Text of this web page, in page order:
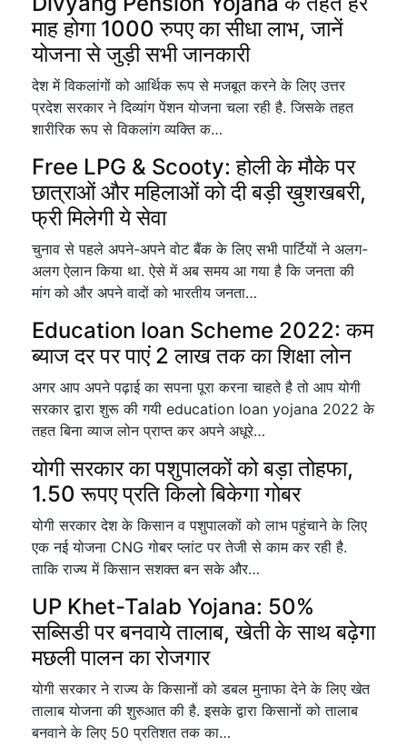
माह होगा 1000 रुपए का सीधा लाभ, जानें
योजना से जुड़ी सभी जानकारी
देश में विकलांगों को आर्थिक रूप से मजबूत करने के लिए उत्तर
प्रदेश सरकार ने दिव्यांग पेंशन योजना चला रही है. जिसके तहत
शारीरिक रूप से विकलांग व्यक्ति क…
Free LPG & Scooty: होली के मौके पर
छात्राओं और महिलाओं को दी बड़ी ख़ुशखबरी,
फ्री मिलेगी ये सेवा
चुनाव से पहले अपने-अपने वोट बैंक के लिए सभी पार्टियों ने अलग-
अलग ऐलान किया था. ऐसे में अब समय आ गया है कि जनता की
मांग को और अपने वादों को भारतीय जनता…
Education loan Scheme 2022: कम
ब्याज दर पर पाएं 2 लाख तक का शिक्षा लोन
अगर आप अपने पढ़ाई का सपना पूरा करना चाहते है तो आप योगी
सरकार द्वारा शुरू की गयी education loan yojana 2022 के
तहत बिना व्याज लोन प्राप्त कर अपने अधूरे…
योगी सरकार का पशुपालकों को बड़ा तोहफा,
1.50 रूपए प्रति किलो बिकेगा गोबर
योगी सरकार देश के किसान व पशुपालकों को लाभ पहुंचाने के लिए
एक नई योजना CNG गोबर प्लांट पर तेजी से काम कर रही है.
ताकि राज्य में किसान सशक्त बन सके और…
UP Khet-Talab Yojana: 50%
सब्सिडी पर बनवाये तालाब, खेती के साथ बढ़ेगा
मछली पालन का रोजगार
योगी सरकार ने राज्य के किसानों को डबल मुनाफा देने के लिए खेत
तालाब योजना की शुरुआत की है. इसके द्वारा किसानों को तालाब
बनवाने के लिए 50 प्रतिशत तक का…